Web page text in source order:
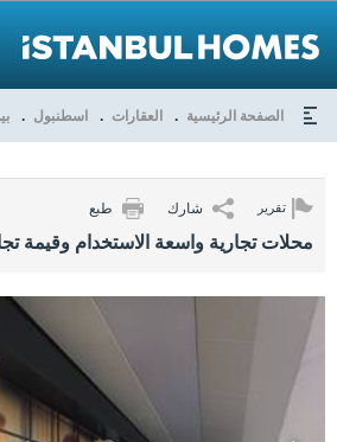
الصفحة الرئيسية العقارات اسطنبول
تقرير شارك طبع
محلات تجارية واسعة الاستخدام وقيمة